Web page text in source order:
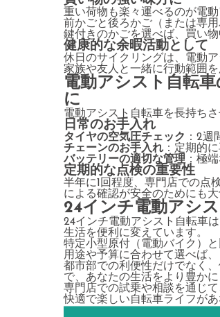
重い荷物も楽々運べるのが電
前かごと後ろかご（または専
鍵付きのかごを選べば、買い
健康的な余暇活動として
休日のサイクリングは、電動
家族や友人と一緒に行動範囲
電動アシスト自転
に
電動アシスト自転車を長持ち
日常のお手入れ
タイヤの空気圧チェック ：2週
チェーンのお手入れ ：定期的
バッテリーの適切な管理：極
定期的な点検の重要性
半年に1回程度、専門店での点
による確認が安全のためにも大
24インチ電動アシ
24インチ電動アシスト自転車
生活を便利に変えています。
特定小型原付（電動バイク）
用途や予算に合わせて選べば
都市部での利便性だけでなく
で、あなたの生活をより豊か
専門店での試乗や相談を通じ
快適で楽しい自転車ライフが